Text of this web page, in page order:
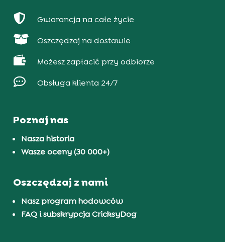
 Gwarancja na całe życie
 Oszczędzaj na dostawie
 Możesz zapłacić przy odbiorze
 Obsługa klienta 24/7
Poznaj nas
Nasza historia
Wasze oceny (30 000+)
Oszczędzaj z nami
Nasz program hodowców
FAQ i subskrypcja CricksyDog